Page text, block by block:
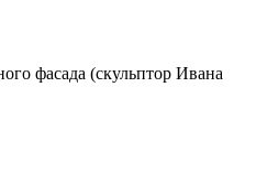
фасада (скульптор Ивана